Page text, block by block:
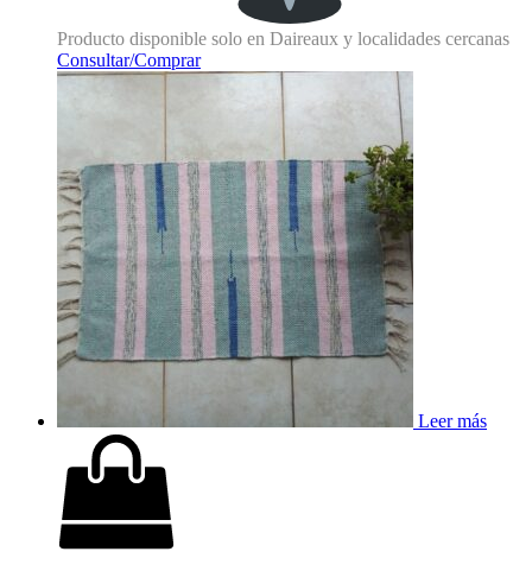
Producto disponible solo en Daireaux y localidades cercanas
Consultar/Comprar
Leer más